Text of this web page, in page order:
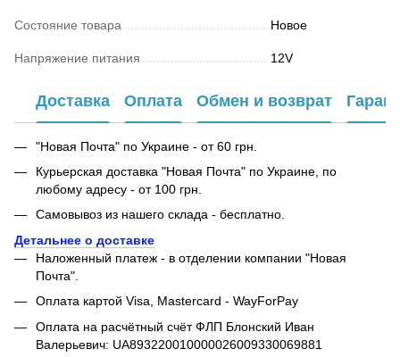
Состояние товара Новое
Напряжение питания 12V
Доставка Оплата Обмен и возврат
"Новая Почта" по Украине - от 60 грн.
Курьерская доставка "Новая Почта" по Украине, по
любому адресу - от 100 грн.
Самовывоз из нашего склада - бесплатно.
Детальнее о доставке
Наложенный платеж - в отделении компании "Новая
Почта".
Оплата картой Visa, Mastercard - WayForPay
Оплата на расчётный счёт ФЛП Блонский Иван
Валерьевич: UA893220010000026009330069881